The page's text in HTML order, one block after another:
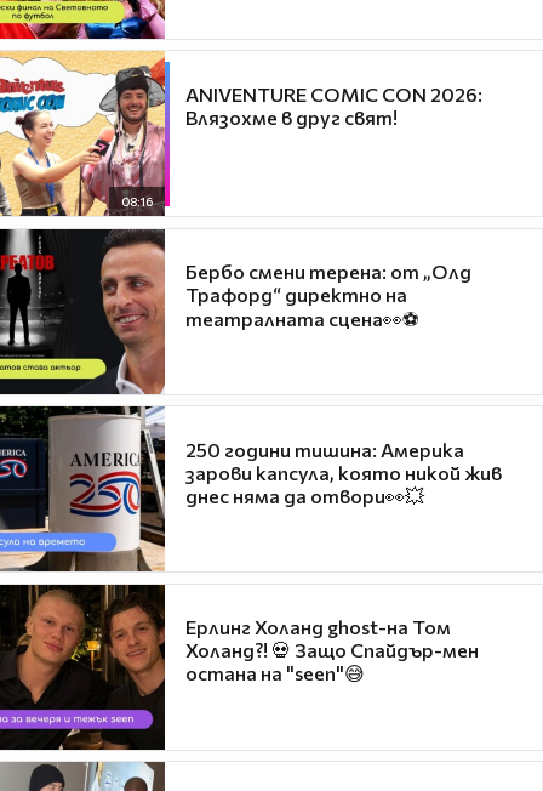
08:16
ANIVENTURE COMIC CON 2026:
Влязохме в друг свят!
Бербо смени терена: от „Олд
Трафорд“ директно на
театралната сцена👀⚽
250 години тишина: Америка
зарови капсула, която никой жив
днес няма да отвори👀💥
Ерлинг Холанд ghost-на Том
Холанд?! 💀 Защо Спайдър-мен
остана на "seen"😅